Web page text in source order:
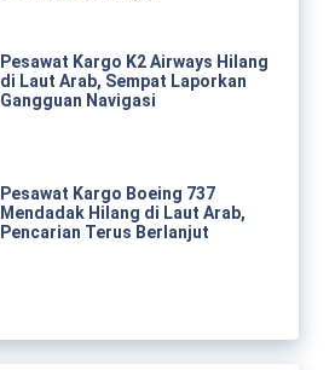
Pesawat Kargo K2 Airways Hilang
di Laut Arab, Sempat Laporkan
Gangguan Navigasi
Pesawat Kargo Boeing 737
Mendadak Hilang di Laut Arab,
Pencarian Terus Berlanjut